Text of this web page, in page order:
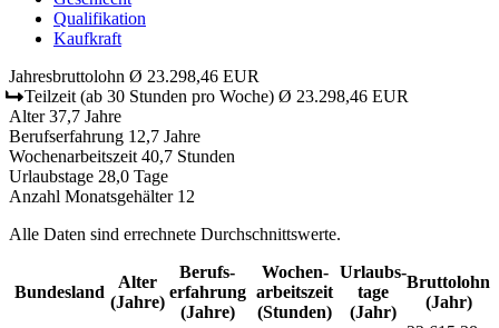
Qualifikation
Kaufkraft
Jahresbruttolohn Ø 23.298,46 EUR
Teilzeit (ab 30 Stunden pro Woche) Ø 23.298,46 EUR
Alter 37,7 Jahre
Berufserfahrung 12,7 Jahre
Wochenarbeitszeit 40,7 Stunden
Urlaubstage 28,0 Tage
Anzahl Monatsgehälter 12
Alle Daten sind errechnete Durchschnittswerte.
Bundesland
Alter
(Jahre)
Berufs­
erfahrung
(Jahre)
Wochen­
arbeitszeit
(Stunden)
Urlaubs­
tage
(Jahr)
Bruttolohn
(Jahr)